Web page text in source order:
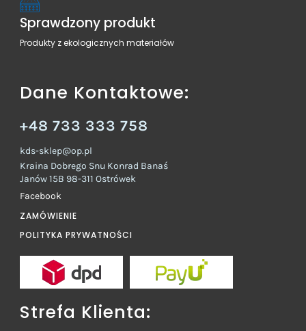
Sprawdzony produkt
Produkty z ekologicznych materiałów
Dane Kontaktowe:
+48 733 333 758
kds-sklep@op.pl
Kraina Dobrego Snu Konrad Banaś
Janów 15B 98-311 Ostrówek
Facebook
ZAMÓWIENIE
POLITYKA PRYWATNOŚCI
Strefa Klienta: